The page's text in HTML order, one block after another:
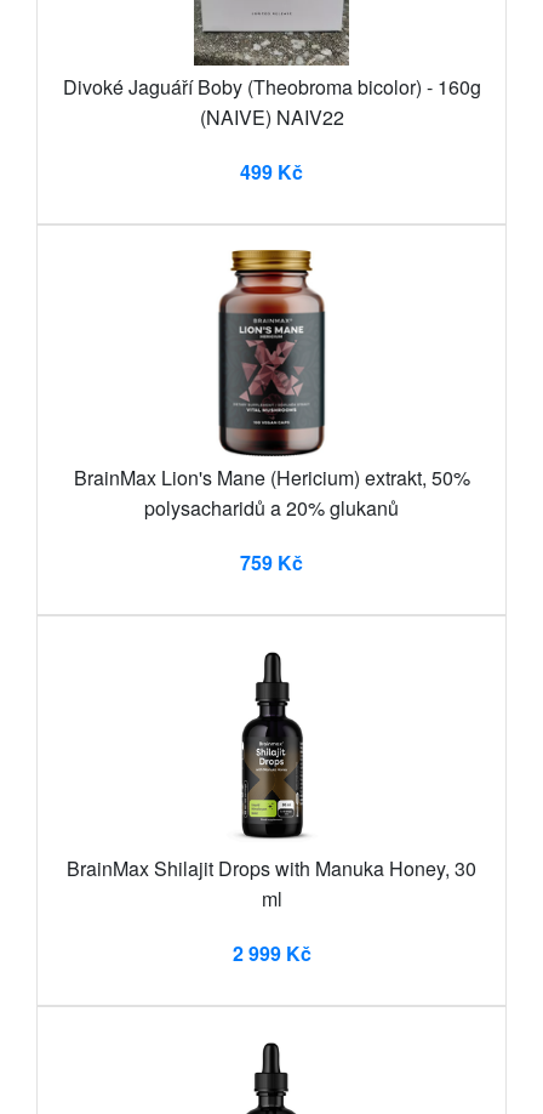
Divoké Jaguáří Boby (Theobroma bicolor) - 160g
(NAIVE) NAIV22
499 Kč
BrainMax Lion's Mane (Hericium) extrakt, 50%
polysacharidů a 20% glukanů
759 Kč
BrainMax Shilajit Drops with Manuka Honey, 30
ml
2 999 Kč